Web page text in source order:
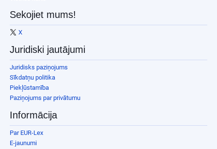
Sekojiet mums!
X
Juridiski jautājumi
Juridisks paziņojums
Sīkdatņu politika
Piekļūstamība
Paziņojums par privātumu
Informācija
Par EUR-Lex
E-jaunumi